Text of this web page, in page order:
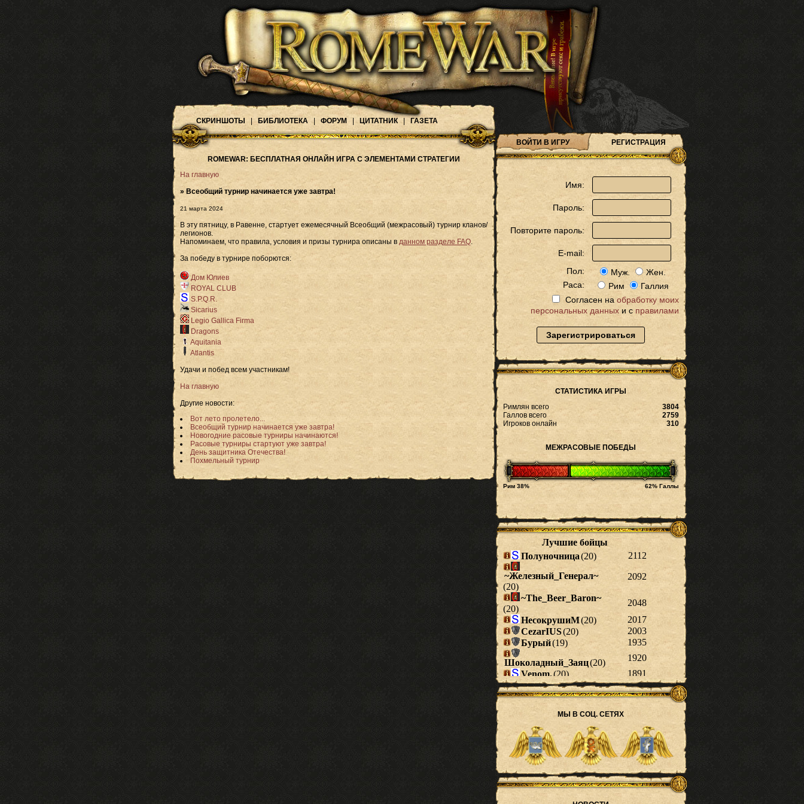
СКРИНШОТЫ БИБЛИОТЕКА ФОРУМ ЦИТАТНИК ГАЗЕТА
ROMEWAR: БЕСПЛАТНАЯ ОНЛАЙН ИГРА С ЭЛЕМЕНТАМИ СТРАТЕГИИ
На главную
» Всеобщий турнир начинается уже завтра!
21 марта 2024
В эту пятницу, в Равенне, стартует ежемесячный Всеобщий (межрасовый) турнир кланов/
легионов.
Напоминаем, что правила, условия и призы турнира описаны в данном разделе FAQ.
За победу в турнире поборются:
Дом Юлиев
ROYAL CLUB
S.P.Q.R.
Sicarius
Legio Gallica Firma
Dragons
Aquitania
Atlantis
Удачи и побед всем участникам!
На главную
Другие новости:
Вот лето пролетело...
Всеобщий турнир начинается уже завтра!
Новогодние расовые турниры начинаются!
Расовые турниры стартуют уже завтра!
День защитника Отечества!
Похмельный турнир
ВОЙТИ В ИГРУ РЕГИСТРАЦИЯ
Имя:
Пароль:
Повторите пароль:
E-mail:
Пол:
Муж.
Жен.
Раса:
Рим
Галлия
Согласен на обработку моих
персональных данныхи с правилами
Зарегистрироваться
СТАТИСТИКА ИГРЫ
Римлян всего
3804
Галлов всего
2759
Игроков онлайн
310
МЕЖРАСОВЫЕ ПОБЕДЫ
Рим 38% 62% Галлы
МЫ В СОЦ. СЕТЯХ